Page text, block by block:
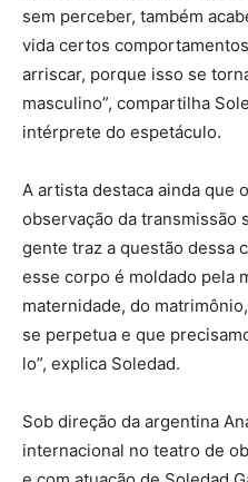
sem perceber, também
vida certos
arriscar, porque isso se
masculino”, compartilha
intérprete do espetáculo.
A artista destaca ainda que
observação da transmissão
gente traz a questão dessa
esse corpo é moldado pela
maternidade, do
se perpetua e que
lo”, explica Soledad.
Sob direção da argentina
internacional no teatro de